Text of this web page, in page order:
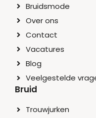
Bruidsmode
Over ons
Contact
Vacatures
Blog
Veelgestelde
Bruid
Trouwjurken